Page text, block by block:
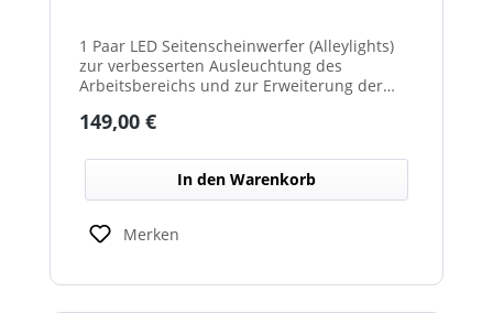
1 Paar LED Seitenscheinwerfer (Alleylights)
zur verbesserten Ausleuchtung des
Arbeitsbereichs und zur Erweiterung der
Regulärer Preis:
149,00 €
In den Warenkorb
Merken